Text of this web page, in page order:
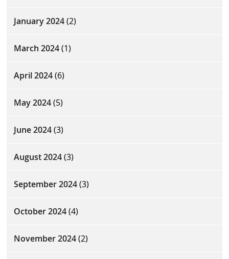
January 2024(2)
March 2024(1)
April 2024(6)
May 2024(5)
June 2024(3)
August 2024(3)
September 2024(3)
October 2024(4)
November 2024(2)